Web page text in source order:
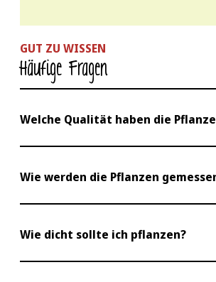
GUT ZU WISSEN
Häufige Fragen
Welche Qualität haben die
Als einer der größten
„künstlichem Doping“ für eine
Wie werden die Pflanzen
Die Angabe der Liefergröße
. Grundsätzlich
Wie dicht sollte ich pflanzen?